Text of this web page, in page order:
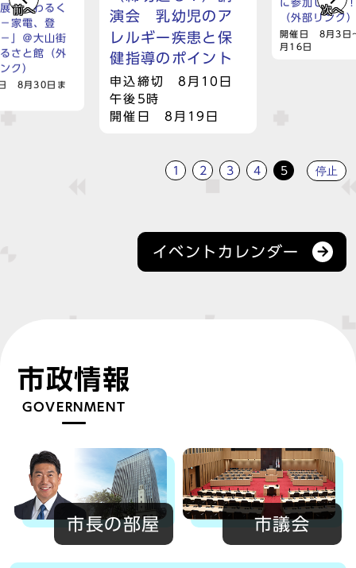
前へ
「変わるく
家電、登
」＠大山街
さと館（外
ク）
8月30日ま
演会 乳幼児のア
レルギー疾患と保
健指導のポイント
申込締切 8月10日
午後5時
開催日 8月19日
（外部リンク
開催日 8月3日
月16日
次へ
1 2 3 4 5 停止
イベントカレンダー
市政情報
GOVERNMENT
市長の部屋 市議会